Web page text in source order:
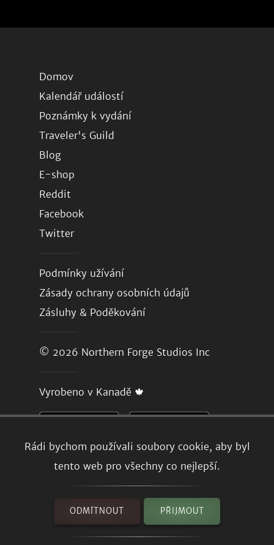
Rádi bychom používali soubory cookie, aby byl
tento web pro všechny co nejlepší.
ODMÍTNOUT PŘIJMOUT
Domov
Kalendář událostí
Poznámky k vydání
Traveler's Guild
Blog
E-shop
Reddit
Facebook
Twitter
Podmínky užívání
Zásady ochrany osobních údajů
Zásluhy & Poděkování
© 2026 Northern Forge Studios Inc
Vyrobeno v Kanadě 🍁